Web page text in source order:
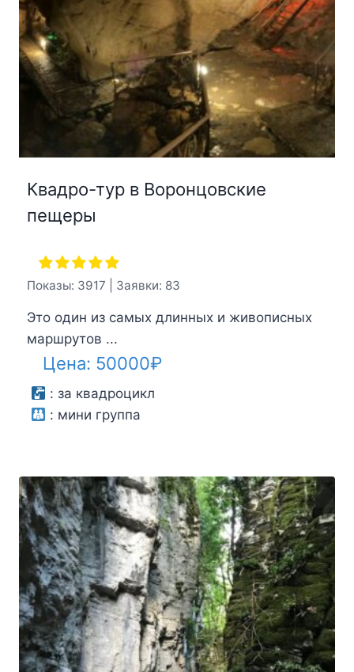
Квадро-тур в Воронцовские
пещеры
Показы: 3917 | Заявки: 83
Это один из самых длинных и живописных
маршрутов ...
Цена: 50000₽
: за квадроцикл
: мини группа